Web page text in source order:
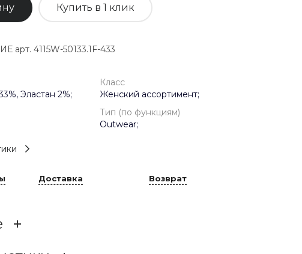
Купить в 1 клик
4115W-50133.1F-433
Эластан 2%;
Класс
Женский ассортимент;
Тип (по функциям)
Outwear;
Доставка Возврат